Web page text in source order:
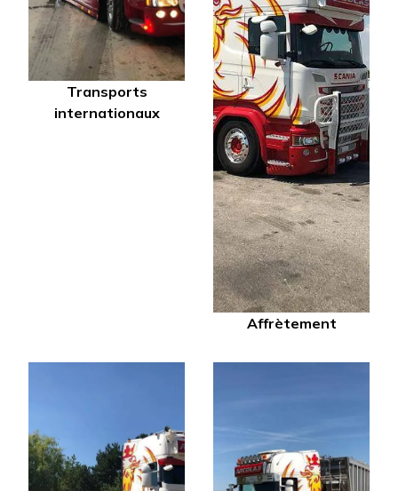
Transports
internationaux
Affrètement